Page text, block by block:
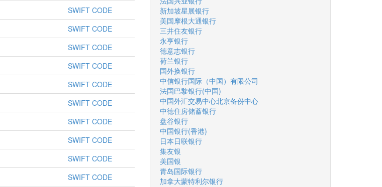
SWIFT CODE
SWIFT CODE
SWIFT CODE
SWIFT CODE
SWIFT CODE
SWIFT CODE
SWIFT CODE
SWIFT CODE
SWIFT CODE
SWIFT CODE
新加坡星展银行
美国摩根大通银行
三井住友银行
永亨银行
德意志银行
荷兰银行
国外换银行
中信银行国际（中国）有限公司
法国巴黎银行(中国)
中国外汇交易中心北京备份中心
中德住房储蓄银行
盘谷银行
中国银行(香港)
日本日联银行
集友银
美国银
青岛国际银行
加拿大蒙特利尔银行